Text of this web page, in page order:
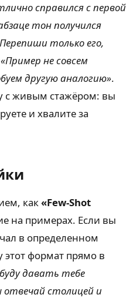
справился с первой
тон получился
только его,
«Пример не совсем
другую аналогию».
с живым стажёром: вы
и хвалите за
как«Few-Shot
на примерах. Если вы
в определенном
формат прямо в
давать тебе
столицей и